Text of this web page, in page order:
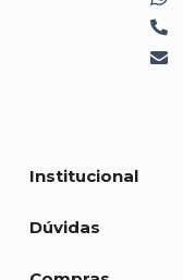
Institucional
Dúvidas